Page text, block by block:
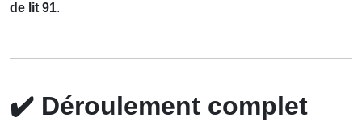
de lit 91.
✔️ Déroulement complet